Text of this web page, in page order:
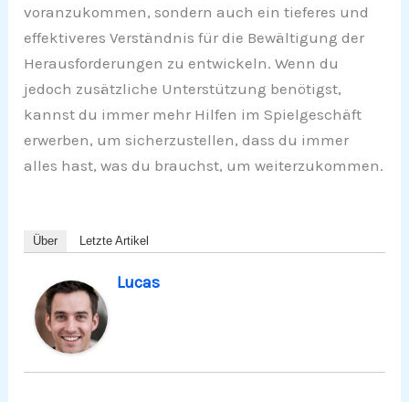
voranzukommen, sondern auch ein tieferes und
effektiveres Verständnis für die Bewältigung der
Herausforderungen zu entwickeln. Wenn du
jedoch zusätzliche Unterstützung benötigst,
kannst du immer mehr Hilfen im Spielgeschäft
erwerben, um sicherzustellen, dass du immer
alles hast, was du brauchst, um weiterzukommen.
Über Letzte Artikel
Lucas